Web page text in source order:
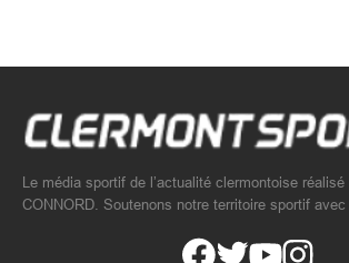
Le média sportif de l’actualité clermontoise
CONNORD. Soutenons notre territoire sportif avec